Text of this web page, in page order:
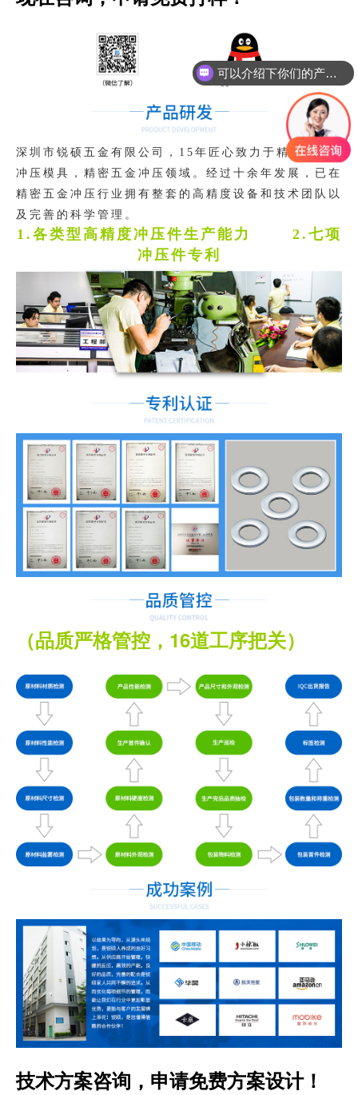
深圳市锐硕五金有限公司，15年匠心致力于精密五金
冲压模具，精密五金冲压领域。经过十余年发展，已在
精密五金冲压行业拥有整套的高精度设备和技术团队以
及完善的科学管理。
1. 各类型高精度冲压件生产能力 2.七项
冲压件专利
（品质严格管控，16道工序把关）
技术方案咨询，申请免费方案设计！
可以介绍下你们的产品么？